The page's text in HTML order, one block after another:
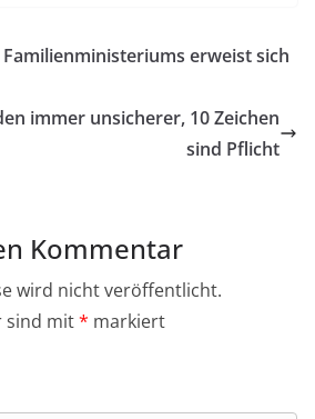
erweist sich
immer unsicherer, 10 Zeichen
sind Pflicht
Kommentar
wird nicht veröffentlicht.
sind mit* markiert